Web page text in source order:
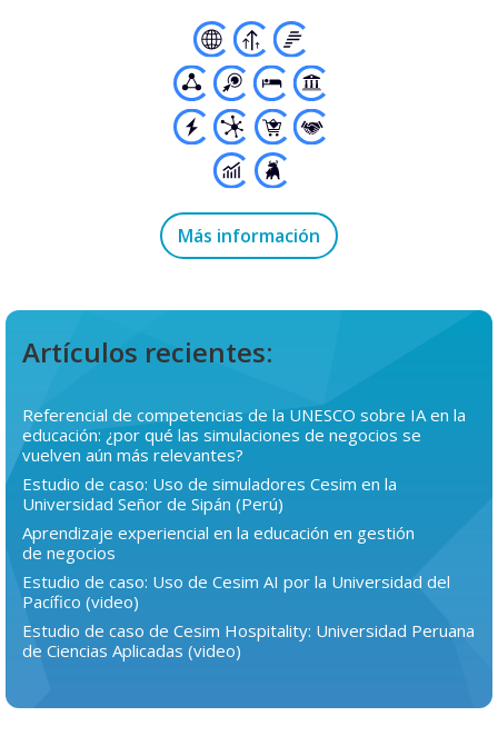
Más información
Artículos recientes:
Referencial de competencias de la UNESCO sobre IA en la
educación: ¿por qué las simulaciones de negocios se
vuelven aún más relevantes?
Estudio de caso: Uso de simuladores Cesim en la
Universidad Señor de Sipán (Perú)
Aprendizaje experiencial en la educación en gestión
de negocios
Estudio de caso: Uso de Cesim AI por la Universidad del
Pacífico (video)
Estudio de caso de Cesim Hospitality: Universidad Peruana
de Ciencias Aplicadas (video)